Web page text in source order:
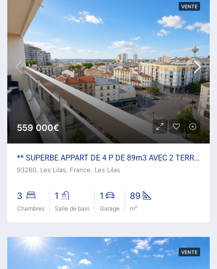
VENTE
559 000€
** SUPERBE APPART DE 4 P DE 89m3 AVEC 2 TERRASSES ET GARAGE
93260, Les Lilas, France, Les Lilas
3
Chambres
1
Salle de bain
1
Garage
89
m²
VENTE